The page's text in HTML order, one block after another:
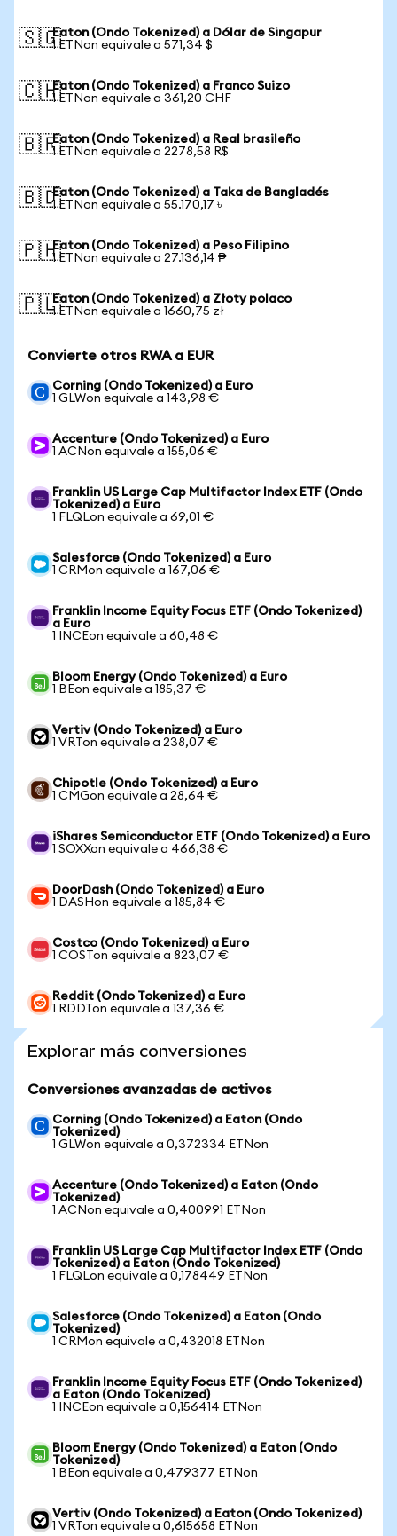
🇸🇬Eaton (Ondo Tokenized) a Dólar de Singapur
1 ETNon equivale a 571,34 $
🇨🇭Eaton (Ondo Tokenized) a Franco Suizo
1 ETNon equivale a 361,20 CHF
🇧🇷Eaton (Ondo Tokenized) a Real brasileño
1 ETNon equivale a 2278,58 R$
🇧🇩Eaton (Ondo Tokenized) a Taka de Bangladés
1 ETNon equivale a 55.170,17 ৳
🇵🇭Eaton (Ondo Tokenized) a Peso Filipino
1 ETNon equivale a 27.136,14 ₱
🇵🇱Eaton (Ondo Tokenized) a Złoty polaco
1 ETNon equivale a 1660,75 zł
Convierte otros RWA a EUR
Corning (Ondo Tokenized) a Euro
1 GLWon equivale a 143,98 €
Accenture (Ondo Tokenized) a Euro
1 ACNon equivale a 155,06 €
Franklin US Large Cap Multifactor Index ETF (Ondo
Tokenized) a Euro
1 FLQLon equivale a 69,01 €
Salesforce (Ondo Tokenized) a Euro
1 CRMon equivale a 167,06 €
Franklin Income Equity Focus ETF (Ondo Tokenized)
a Euro
1 INCEon equivale a 60,48 €
Bloom Energy (Ondo Tokenized) a Euro
1 BEon equivale a 185,37 €
Vertiv (Ondo Tokenized) a Euro
1 VRTon equivale a 238,07 €
Chipotle (Ondo Tokenized) a Euro
1 CMGon equivale a 28,64 €
iShares Semiconductor ETF (Ondo Tokenized) a Euro
1 SOXXon equivale a 466,38 €
DoorDash (Ondo Tokenized) a Euro
1 DASHon equivale a 185,84 €
Costco (Ondo Tokenized) a Euro
1 COSTon equivale a 823,07 €
Reddit (Ondo Tokenized) a Euro
1 RDDTon equivale a 137,36 €
Explorar más conversiones
Conversiones avanzadas de activos
Corning (Ondo Tokenized) a Eaton (Ondo
Tokenized)
1 GLWon equivale a 0,372334 ETNon
Accenture (Ondo Tokenized) a Eaton (Ondo
Tokenized)
1 ACNon equivale a 0,400991 ETNon
Franklin US Large Cap Multifactor Index ETF (Ondo
Tokenized) a Eaton (Ondo Tokenized)
1 FLQLon equivale a 0,178449 ETNon
Salesforce (Ondo Tokenized) a Eaton (Ondo
Tokenized)
1 CRMon equivale a 0,432018 ETNon
Franklin Income Equity Focus ETF (Ondo Tokenized)
a Eaton (Ondo Tokenized)
1 INCEon equivale a 0,156414 ETNon
Bloom Energy (Ondo Tokenized) a Eaton (Ondo
Tokenized)
1 BEon equivale a 0,479377 ETNon
Vertiv (Ondo Tokenized) a Eaton (Ondo Tokenized)
1 VRTon equivale a 0,615658 ETNon